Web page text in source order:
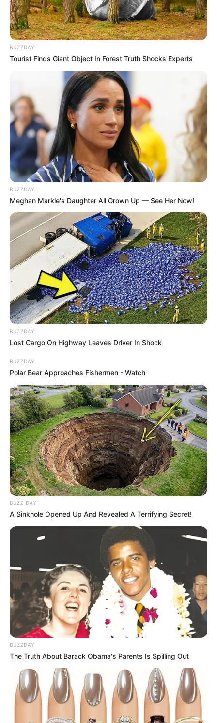
Já iniciamos o mês de outubro e, por isso, é hora
de começar a pensar nadecoração de Halloween
e no seu look para as festividades. Para isso, pode
É isso mesmo! Esse é um item indispensável tanto
para a sua produção quanto para deixar a festa
de Halloween totalmente personalizada.
Pensando nisso, preparamos este conteúdo com
não apenas ummoldes chapéu de bruxa , mas
vários para que você possa baixar gratuitamente
e, assim, começar a colocar a mão na massa para
Molde chapéu de bruxa: 22 opções
para baixar
Para saber como fazer chapéu de bruxa, é preciso
contar com moldes para imprimir. Assim, fica
mais fácil criar peças artesanais perfeitas!
Além disso, saiba que você pode utilizar diversos
materiais para produzi-lo, como cartolina, EVA e
até alguns tipos de tecido. Tudo depende da sua
Dito isso, confira agora as opções de molde de
chapéu de bruxa para imprimirque trouxemos.
BUZZDAY
Tourist Finds Giant Object In Forest Truth Shocks Experts
BUZZDAY
Meghan Markle's Daughter All Grown Up — See Her Now!
BUZZDAY
Lost Cargo On Highway Leaves Driver In Shock
BUZZDAY
Polar Bear Approaches Fishermen - Watch
BUZZ DAY
A Sinkhole Opened Up And Revealed A Terrifying Secret!
BUZZDAY
The Truth About Barack Obama's Parents Is Spilling Out